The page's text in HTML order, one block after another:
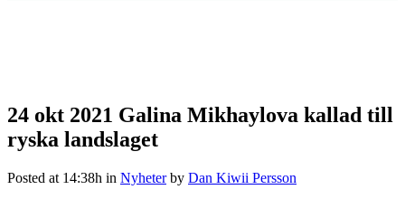
24 okt 2021 Galina Mikhaylova kallad till
ryska landslaget
Posted at 14:38h in Nyheter by Dan Kiwii Persson